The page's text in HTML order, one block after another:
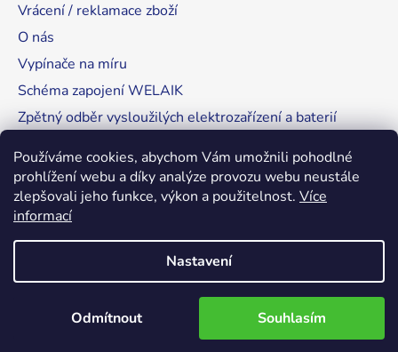
Používáme cookies, abychom Vám umožnili pohodlné
prohlížení webu a díky analýze provozu webu neustále
zlepšovali jeho funkce, výkon a použitelnost. Více
informací
Nastavení
Odmítnout Souhlasím
Vrácení / reklamace zboží
O nás
Vypínače na míru
Schéma zapojení WELAIK
Zpětný odběr vysloužilých elektrozařízení a baterií
RozsvítímeSvět.cz
Vytvořil Shoptet
Copyright 2026WELAIK-cesko.cz. Všechna práva
Upravit nastavení cookies